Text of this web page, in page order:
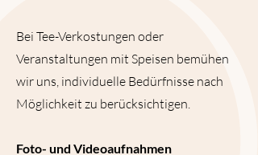
Bei Tee-Verkostungen oder
Veranstaltungen mit Speisen bemühen
wir uns, individuelle Bedürfnisse nach
Möglichkeit zu berücksichtigen.
Foto- und Videoaufnahmen